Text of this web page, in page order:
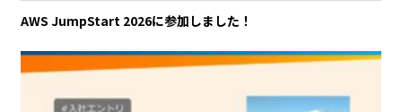
AWS JumpStart 2026に参加しました！